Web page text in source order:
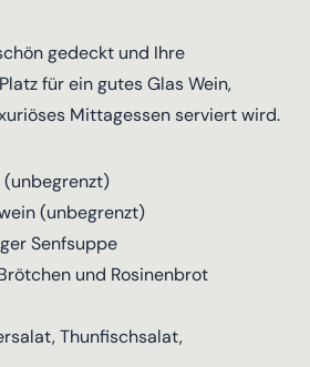
gedeckt und Ihre
für ein gutes Glas Wein,
Mittagessen serviert wird.
(unbegrenzt)
(unbegrenzt)
Senfsuppe
und Rosinenbrot
Thunfischsalat,